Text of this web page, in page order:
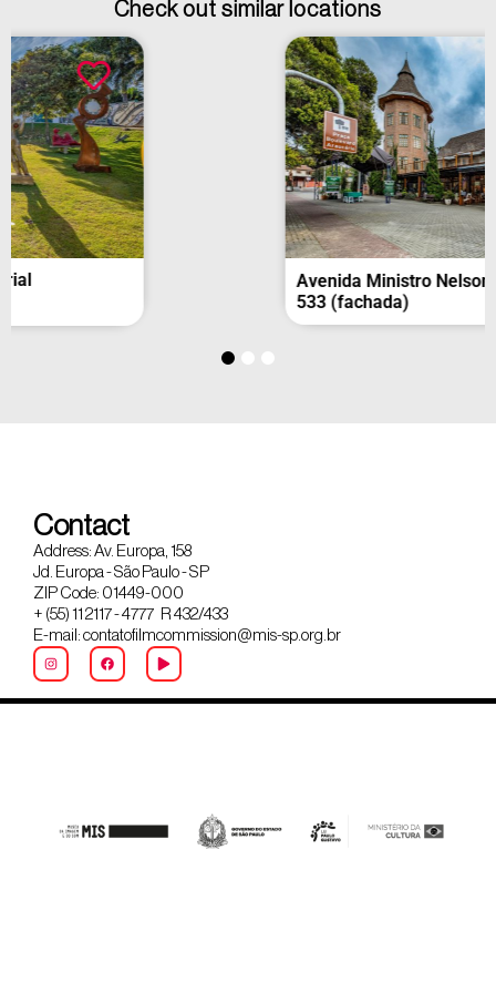
Check out similar locations
Avenida Ministro Nelson Hungria, nº
Contact
Address: Av. Europa, 158
Jd. Europa - São Paulo - SP
ZIP Code: 01449-000
+ (55) 11 2117 - 4777 R 432/433
E-mail: contatofilmcommission@mis-sp.org.br